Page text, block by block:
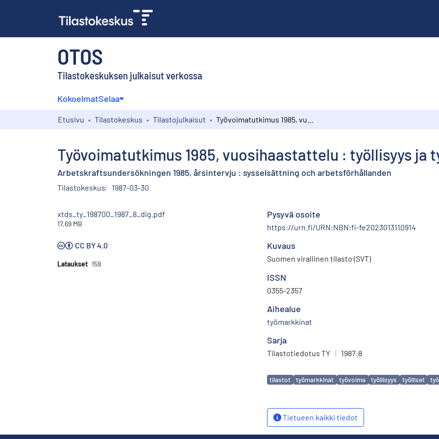
OTOS
Tilastokeskuksen julkaisut verkossa
KokoelmatSelaa
Etusivu Tilastokeskus Tilastojulkaisut
Työvoimatutkimus 1985, vuosihaastattelu : työllisyys ja
Arbetskraftsundersökningen 1985, årsintervju : sysselsättning och arbetsförhållanden
Tilastokeskus 1987-03-30
xtds_ty_198700_1987_8_dig.pdf
17.69 MB
CC BY 4.0
Lataukset 159
Pysyvä osoite
https://urn.fi/URN:NBN:fi-fe2023013110914
Kuvaus
Suomen virallinen tilasto (SVT)
ISSN
0355-2357
Aihealue
työmarkkinat
Sarja
Tilastotiedotus TY | 1987:8
Avainsanat
tilastot työmarkkinat työvoima työllisyys työlliset
Tietueen kaikki tiedot